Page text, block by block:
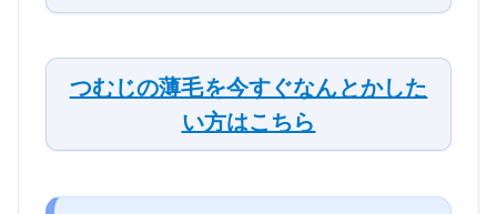
つむじの薄毛を今すぐなんとかした
い方はこちら